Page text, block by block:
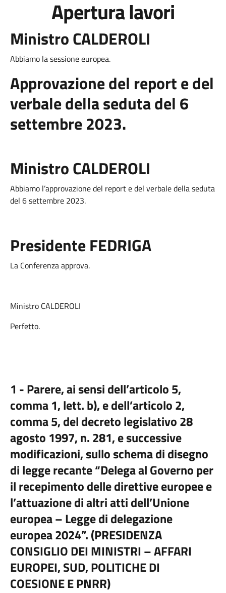
Apertura lavori
Ministro CALDEROLI
Abbiamo la sessione europea.
Approvazionedel report e del
verbale della seduta del 6
settembre 2023.
Ministro CALDEROLI
Abbiamo l’approvazione del report e del verbale della seduta
del 6 settembre 2023.
Presidente FEDRIGA
La Conferenza approva.
Ministro CALDEROLI
Perfetto.
1 -Parere, ai sensi dell’articolo 5,
comma 1, lett. b), e dell’articolo 2,
comma 5, del decreto legislativo 28
agosto 1997, n. 281, e successive
modificazioni, sullo schema di disegno
di legge recante “Delega al Governo per
il recepimento delle direttive europee e
l’attuazione di altri atti dell’Unione
europea – Legge di delegazione
europea 2024”. (PRESIDENZA
CONSIGLIO DEI MINISTRI – AFFARI
EUROPEI, SUD, POLITICHE DI
COESIONE E PNRR)